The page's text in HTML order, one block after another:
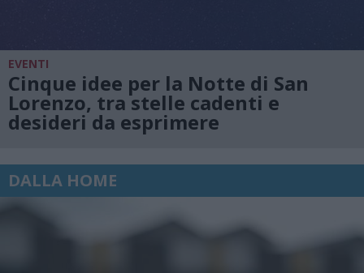
EVENTI
Cinque idee per la Notte di San
Lorenzo, tra stelle cadenti e
desideri da esprimere
DALLA HOME